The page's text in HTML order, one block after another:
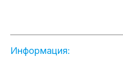
Информация: